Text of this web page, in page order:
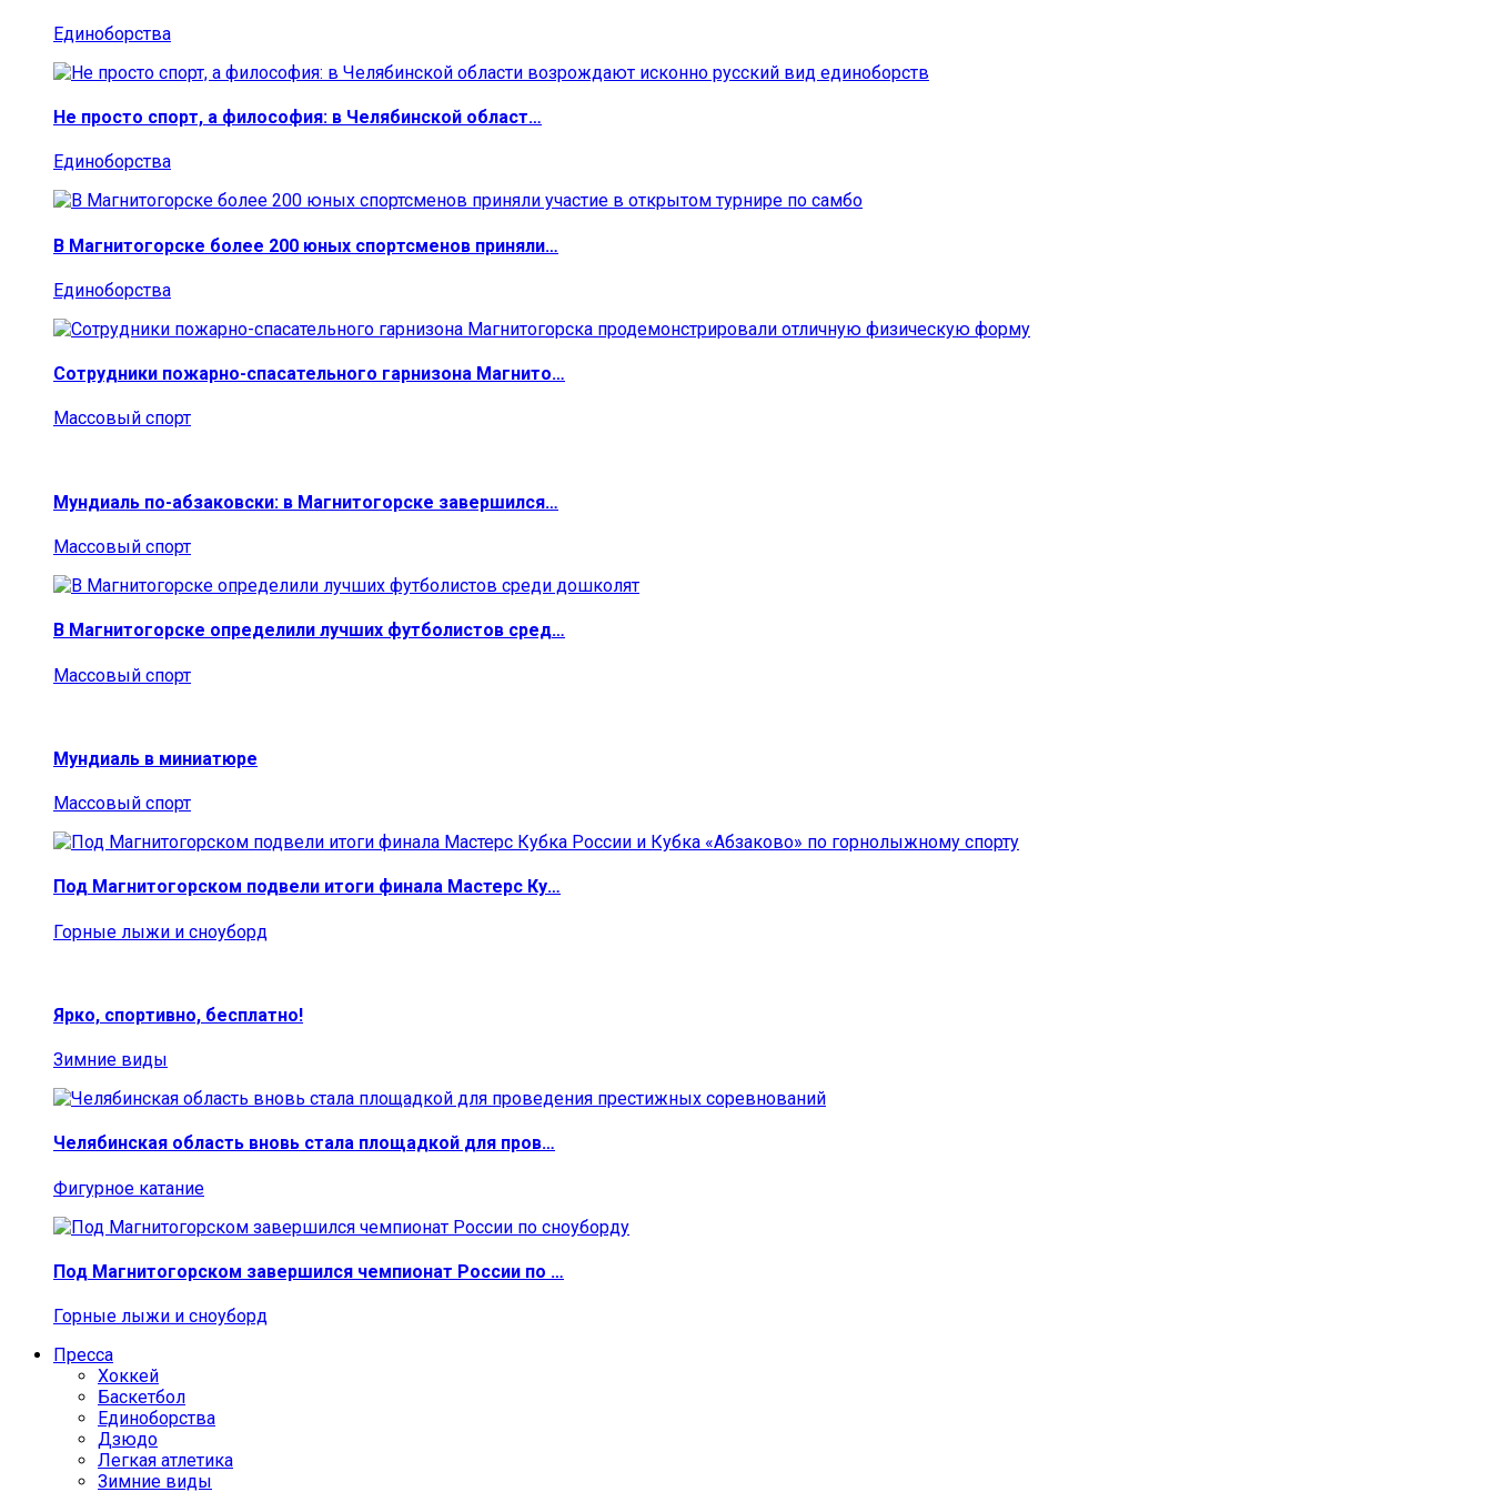
Единоборства
Не просто спорт, а философия: в Челябинской област…
Единоборства
В Магнитогорске более 200 юных спортсменов приняли…
Единоборства
Сотрудники пожарно-спасательного гарнизона Магнито…
Массовый спорт
Мундиаль по-абзаковски: в Магнитогорске завершился…
Массовый спорт
В Магнитогорске определили лучших футболистов сред…
Массовый спорт
Мундиаль в миниатюре
Массовый спорт
Под Магнитогорском подвели итоги финала Мастерс Ку…
Горные лыжи и сноуборд
Ярко, спортивно, бесплатно!
Зимние виды
Челябинская область вновь стала площадкой для пров…
Фигурное катание
Под Магнитогорском завершился чемпионат России по …
Горные лыжи и сноуборд
Пресса
Хоккей
Баскетбол
Единоборства
Дзюдо
Легкая атлетика
Зимние виды